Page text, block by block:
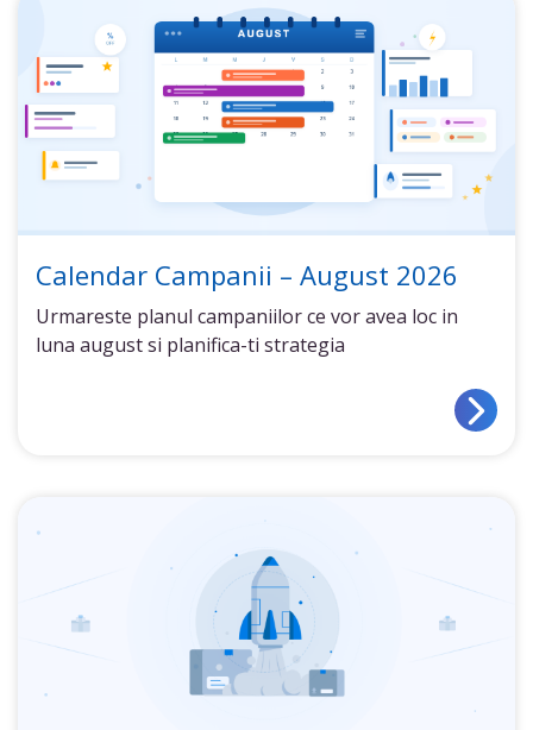
Calendar Campanii – August 2026
Urmareste planul campaniilor ce vor avea loc in
luna august si planifica-ti strategia